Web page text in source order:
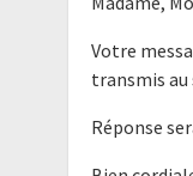
Votre
transmis au
Réponse